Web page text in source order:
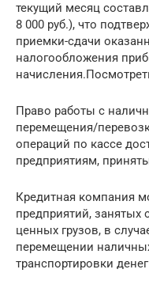
текущий месяц
8 000 руб.), что
приемки-сдачи
налогообложения
Право работы с
перемещения/
операций по кассе
предприятиям,
Кредитная компания
предприятий, занятых
ценных грузов, в
перемещении
транспортировки